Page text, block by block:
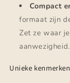
Compact
formaat zijn
Zet ze waar
aanwezigheid.
Unieke kenmerken